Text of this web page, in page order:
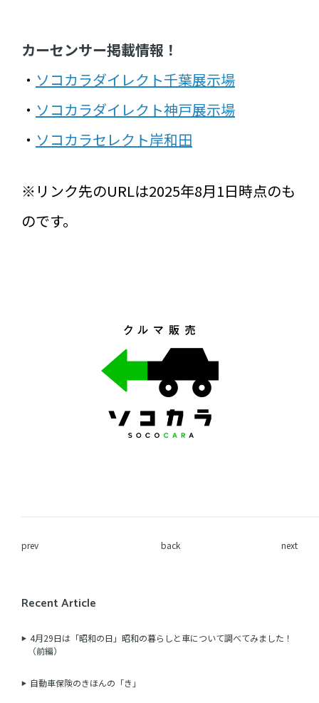
カーセンサー掲載情報！
・ ソコカラダイレクト千葉展示場
・ ソコカラダイレクト神戸展示場
・ ソコカラセレクト岸和田
※リンク先のURLは2025年8月1日時点のも
のです。
prev back next
Recent Article
4月29日は「昭和の日」昭和の暮らしと車について調べてみました！
（前編）
自動車保険のきほんの「き」